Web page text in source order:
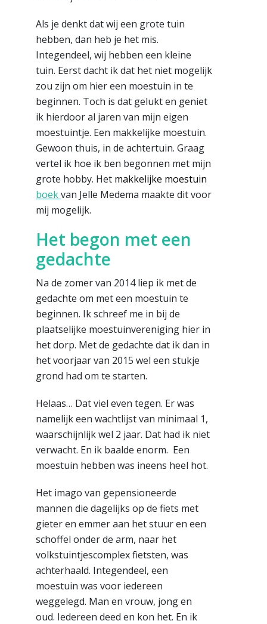
Als je denkt dat wij een grote tuin
hebben, dan heb je het mis.
Integendeel, wij hebben een kleine
tuin. Eerst dacht ik dat het niet mogelijk
zou zijn om hier een moestuin in te
beginnen. Toch is dat gelukt en geniet
ik hierdoor al jaren van mijn eigen
moestuintje. Een makkelijke moestuin.
Gewoon thuis, in de achtertuin. Graag
vertel ik hoe ik ben begonnen met mijn
grote hobby. Het makkelijke moestuin
boekvan Jelle Medema maakte dit voor
mij mogelijk.
Het begon met een
gedachte
Na de zomer van 2014 liep ik met de
gedachte om met een moestuin te
beginnen. Ik schreef me in bij de
plaatselijke moestuinvereniging hier in
het dorp. Met de gedachte dat ik dan in
het voorjaar van 2015 wel een stukje
grond had om te starten.
Helaas… Dat viel even tegen. Er was
namelijk een wachtlijst van minimaal 1,
waarschijnlijk wel 2 jaar. Dat had ik niet
verwacht. En ik baalde enorm. Een
moestuin hebben was ineens heel hot.
Het imago van gepensioneerde
mannen die dagelijks op de fiets met
gieter en emmer aan het stuur en een
schoffel onder de arm, naar het
volkstuintjescomplex fietsten, was
achterhaald. Integendeel, een
moestuin was voor iedereen
weggelegd. Man en vrouw, jong en
oud. Iedereen deed en kon het. En ik